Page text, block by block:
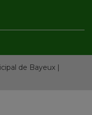
de Bayeux |